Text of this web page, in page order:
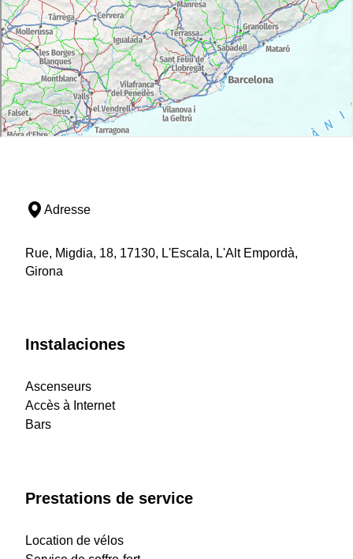
Adresse
Rue, Migdia, 18, 17130, L'Escala, L'Alt Empordà,
Girona
Instalaciones
Ascenseurs
Accès à Internet
Bars
Prestations de service
Location de vélos